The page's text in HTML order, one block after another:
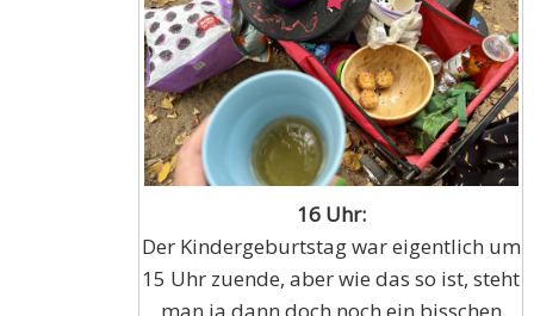
16 Uhr:
Der Kindergeburtstag war eigentlich um
15 Uhr zuende, aber wie das so ist, steht
man ja dann doch noch ein bisschen